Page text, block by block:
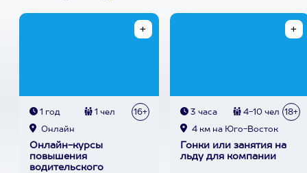
1 год 1 чел 16+
Онлайн
Онлайн-курсы
повышения
водительского
3 часа 4-10 чел 18+
4 км на Юго-Восток
Гонки или занятия на
льду для компании